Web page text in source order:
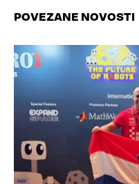
POVEZANE NOVOSTI